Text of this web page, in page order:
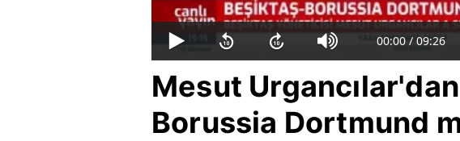
00:00 / 09:26
Mesut
Borussia Dortmund